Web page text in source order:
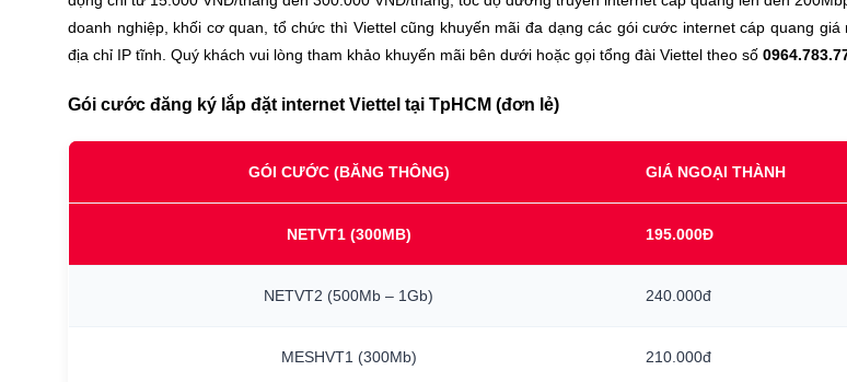
doanh nghiệp, khối cơ quan, tổ chức thì Viettel cũng khuyến mãi đa dạng các gói cước internet cáp quang
địa chỉ IP tĩnh. Quý khách vui lòng tham khảo khuyến mãi bên dưới hoặc gọi tổng đài Viettel theo số
Gói cước đăng ký lắp đặt internet Viettel tại TpHCM (đơn lẻ)
GÓI CƯỚC (BĂNG THÔNG) GIÁ NGOẠI THÀNH
NETVT1 (300MB) 195.000Đ
NETVT2 (500Mb – 1Gb) 240.000đ
MESHVT1 (300Mb) 210.000đ